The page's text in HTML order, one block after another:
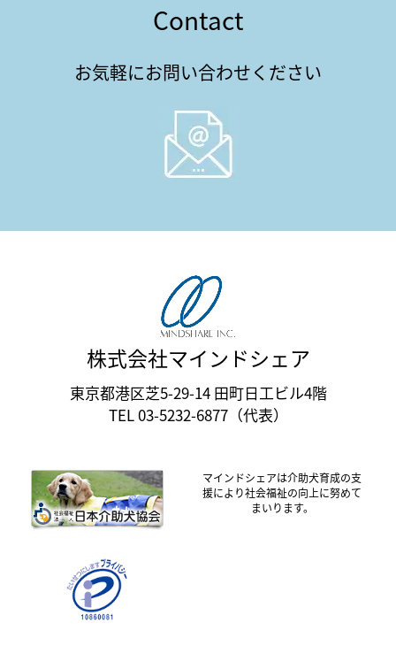
Contact
お気軽にお問い合わせください
株式会社マインドシェア
東京都港区芝5-29-14 田町日工ビル4階
TEL 03-5232-6877（代表）
マインドシェアは介助犬育成の支
援により社会福祉の向上に努めて
まいります。